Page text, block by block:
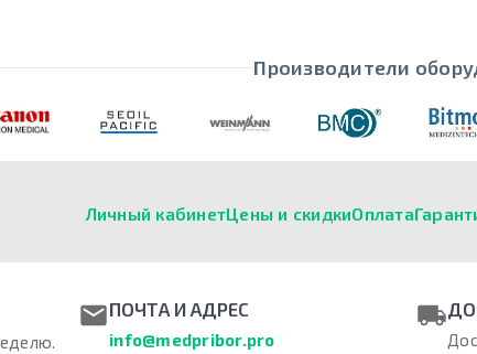
Производители
Личный кабинетЦены и скидкиОплата
ПОЧТА И АДРЕС
info@medpribor.pro